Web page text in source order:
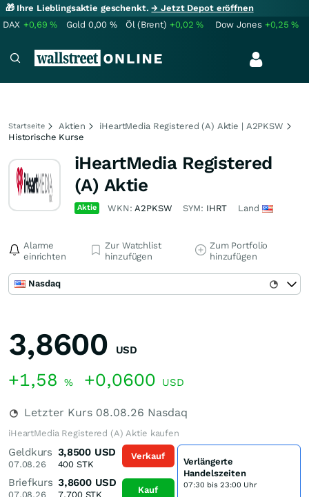
🎁 Ihre Lieblingsaktie geschenkt.→ Jetzt Depot eröffnen
DAX +0,69% Gold 0,00 % Öl (Brent) +0,02% Dow Jones +0,25%
Startseite Aktien
iHeartMedia Registered (A) Aktie | A2PKSW
Historische Kurse
iHeartMedia Registered
(A) Aktie
Aktie WKN:A2PKSW SYM: IHRT Land
Alarme
einrichten
Zur Watchlist
hinzufügen
Zum Portfolio
hinzufügen
Nasdaq
3,8600 USD
+1,58 % +0,0600 USD
Letzter Kurs 08.08.26 Nasdaq
iHeartMedia Registered (A) Aktie kaufen
Geldkurs
07.08.26
3,8500 USD
400 STK
Briefkurs
07.08.26
3,8600 USD
7.700STK
Verkauf
Kauf
Verlängerte
Handelszeiten
07:30 bis 23:00 Uhr